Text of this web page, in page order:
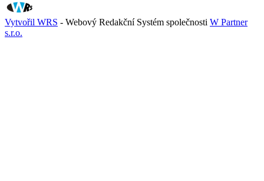
Vytvořil WRS - Webový Redakční Systém společnosti W Partner
s.r.o.